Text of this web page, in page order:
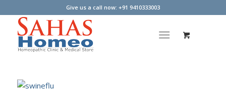
Give us a call now: +91 9410333003